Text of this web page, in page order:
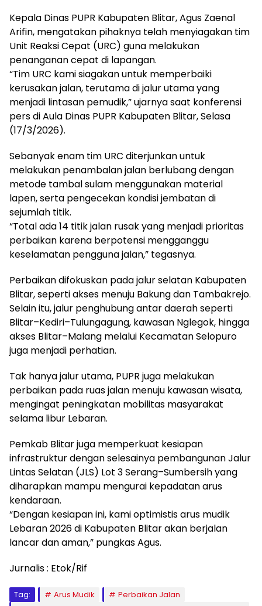
Kepala Dinas PUPR Kabupaten Blitar, Agus Zaenal
Arifin, mengatakan pihaknya telah menyiagakan tim
Unit Reaksi Cepat (URC) guna melakukan
penanganan cepat di lapangan.
“Tim URC kami siagakan untuk memperbaiki
kerusakan jalan, terutama di jalur utama yang
menjadi lintasan pemudik,” ujarnya saat konferensi
pers di Aula Dinas PUPR Kabupaten Blitar, Selasa
(17/3/2026).
Sebanyak enam tim URC diterjunkan untuk
melakukan penambalan jalan berlubang dengan
metode tambal sulam menggunakan material
lapen, serta pengecekan kondisi jembatan di
sejumlah titik.
“Total ada 14 titik jalan rusak yang menjadi prioritas
perbaikan karena berpotensi mengganggu
keselamatan pengguna jalan,” tegasnya.
Perbaikan difokuskan pada jalur selatan Kabupaten
Blitar, seperti akses menuju Bakung dan Tambakrejo.
Selain itu, jalur penghubung antar daerah seperti
Blitar–Kediri–Tulungagung, kawasan Nglegok, hingga
akses Blitar–Malang melalui Kecamatan Selopuro
juga menjadi perhatian.
Tak hanya jalur utama, PUPR juga melakukan
perbaikan pada ruas jalan menuju kawasan wisata,
mengingat peningkatan mobilitas masyarakat
selama libur Lebaran.
Pemkab Blitar juga memperkuat kesiapan
infrastruktur dengan selesainya pembangunan Jalur
Lintas Selatan (JLS) Lot 3 Serang–Sumbersih yang
diharapkan mampu mengurai kepadatan arus
kendaraan.
“Dengan kesiapan ini, kami optimistis arus mudik
Lebaran 2026 di Kabupaten Blitar akan berjalan
lancar dan aman,” pungkas Agus.
Jurnalis : Etok/Rif
Tag: Arus Mudik
Perbaikan Jalan